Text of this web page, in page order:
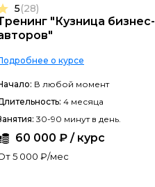
"Кузница бизнес-
5(28)
о курсе
В любой момент
4 месяца
30-90 минут в день.
60 000 ₽ / курс
5 000 ₽/мес